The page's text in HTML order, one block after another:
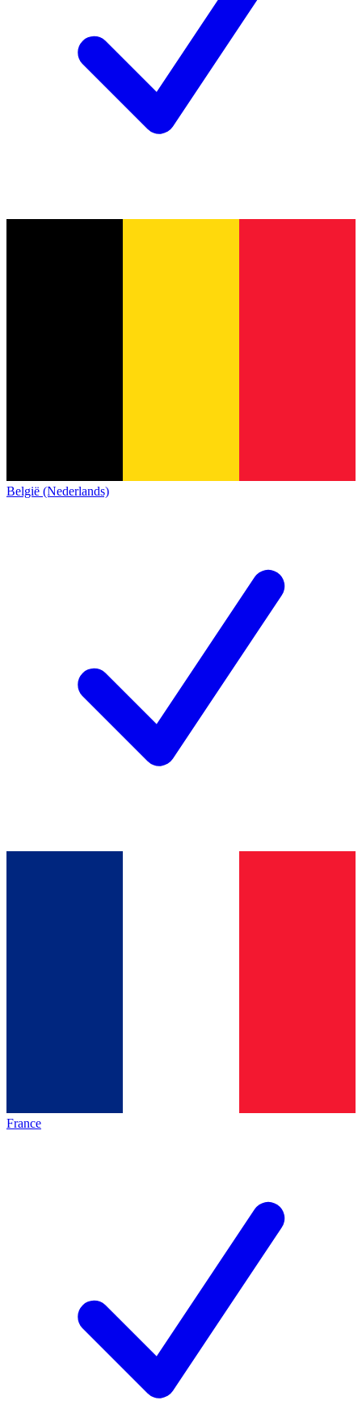
België (Nederlands)
France